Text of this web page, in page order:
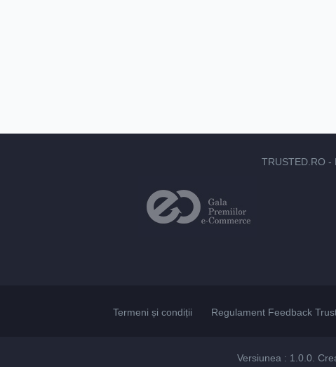
TRUSTED.RO -
Termeni și condiții Regulament Feedback
Versiunea : 1.0.0.